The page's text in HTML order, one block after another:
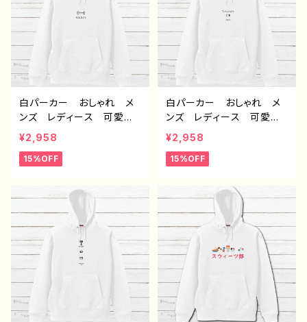
白パーカー おしゃれ メ
ンズ レディース 可愛
い ゆるかわ おもしろパ
ーカー おすすめ 個性
的 面白い ユニーク 人
師 クリエイター オリジ
ナル デザイン グッズ
片面印刷 タイトル：デザイ
ンパーカー №655 J1-9
¥2,958
15%OFF
白パーカー おしゃれ メ
ンズ レディース 可愛
い ゆるかわ おもしろパ
ーカー おすすめ 個性
的 面白い ユニーク 人
師 クリエイター オリジ
ナル デザイン グッズ
片面印刷 タイトル：デザイ
ンパーカー №654 J1-9
¥2,958
15%OFF